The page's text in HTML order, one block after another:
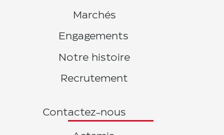
Contactez-nous
Recrutement
Notre histoire
Engagements
Marchés